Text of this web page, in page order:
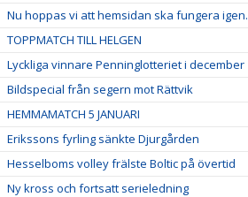
Nu hoppas vi att hemsidan ska fungera igen.
TOPPMATCH TILL HELGEN
Lyckliga vinnare Penninglotteriet i december
Bildspecial från segern mot Rättvik
HEMMAMATCH 5 JANUARI
Erikssons fyrling sänkte Djurgården
Hesselboms volley frälste Boltic på övertid
Ny kross och fortsatt serieledning